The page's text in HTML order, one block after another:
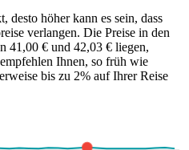
desto höher kann es sein, dass
verlangen. Die Preise in den
41,00 € und 42,03 € liegen,
Ihnen, so früh wie
bis zu 2% auf Ihrer Reise